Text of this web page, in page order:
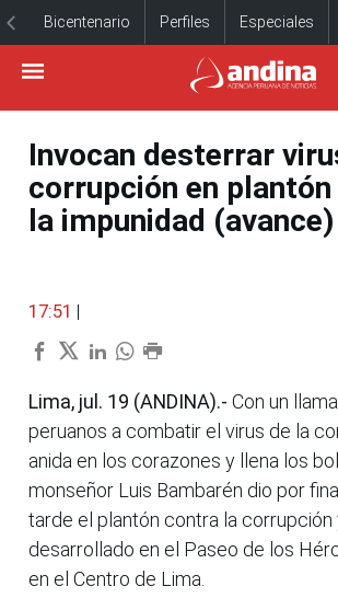
Bicentenario Perfiles Especiales
Invocan desterrar
corrupción en
la impunidad (avance)
17:51 |
Lima, jul. 19 (ANDINA).- Con un
peruanos a combatir el virus de la
anida en los corazones y llena los
monseñor Luis Bambarén dio por
tarde el plantón contra la corrupción
desarrollado en el Paseo de los
en el Centro de Lima.